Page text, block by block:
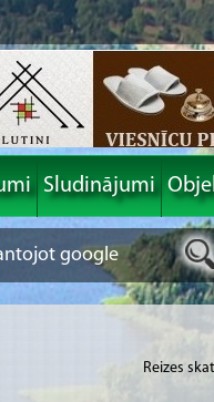
Sludinājumi
Reizes